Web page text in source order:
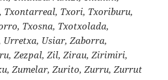
Txontarreal, Txori, Txoriburu,
Txosna, Txotxolada,
Urretxa, Usiar, Zaborra,
Zezpal, Zil, Zirau, Zirimiri,
Zumelar, Zurito, Zurru, Zurrut